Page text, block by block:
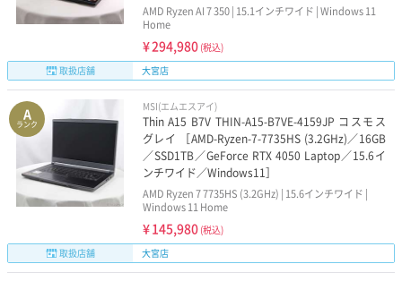
AMD Ryzen AI 7 350 | 15.1インチワイド | Windows 11
Home
¥294,980 (税込)
取扱店舗
大宮店
A
ランク
MSI(エムエスアイ)
Thin A15 B7V THIN-A15-B7VE-4159JP コスモス
グレイ ［AMD-Ryzen-7-7735HS (3.2GHz)／16GB
／SSD1TB／GeForce RTX 4050 Laptop／15.6イ
ンチワイド／Windows11］
AMD Ryzen 7 7735HS (3.2GHz) | 15.6インチワイド |
Windows 11 Home
¥145,980 (税込)
取扱店舗
大宮店